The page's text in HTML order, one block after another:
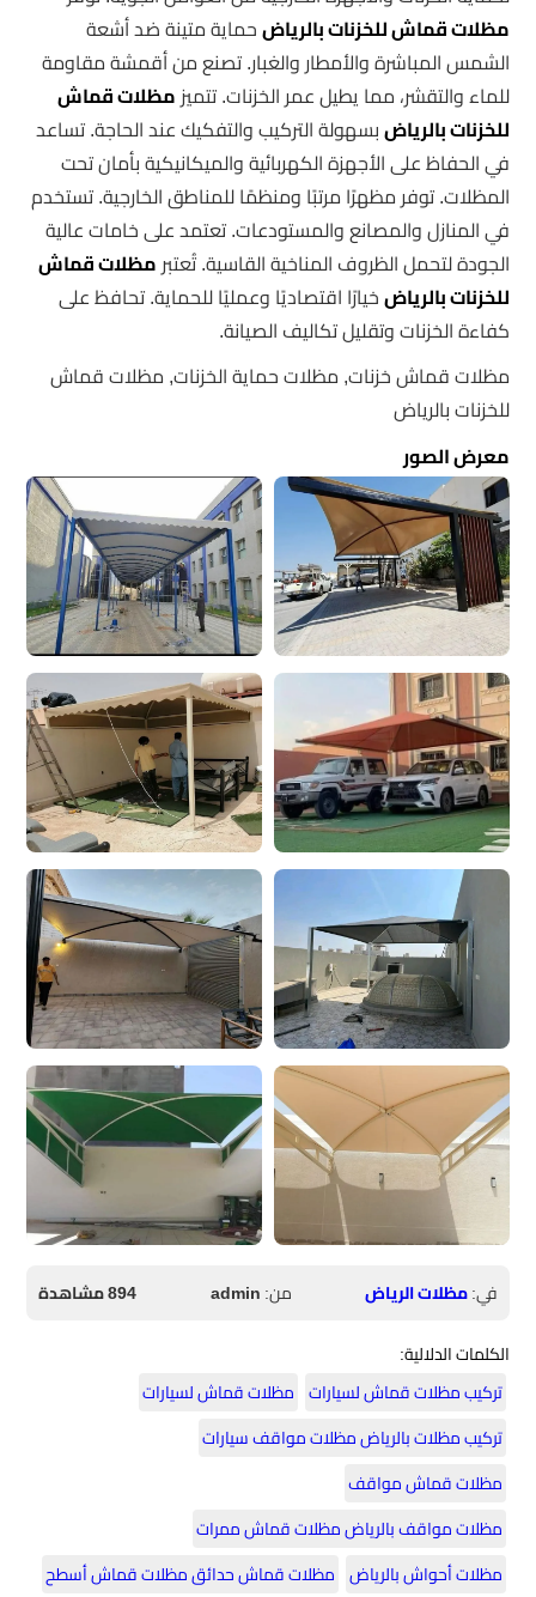
مظلات قماش للخزنات بالرياضحماية متينة ضد أشعة
الشمس المباشرة والأمطار والغبار. تصنع من أقمشة مقاومة
للماء والتقشر، مما يطيل عمر الخزنات. تتميز مظلات قماش
للخزنات بالرياضبسهولة التركيب والتفكيك عند الحاجة. تساعد
في الحفاظ على الأجهزة الكهربائية والميكانيكية بأمان تحت
المظلات. توفر مظهرًا مرتبًا ومنظمًا للمناطق الخارجية. تستخدم
في المنازل والمصانع والمستودعات. تعتمد على خامات عالية
الجودة لتحمل الظروف المناخية القاسية. تُعتبر مظلات قماش
للخزنات بالرياضخيارًا اقتصاديًا وعمليًا للحماية. تحافظ على
كفاءة الخزنات وتقليل تكاليف الصيانة.
مظلات قماش خزنات, مظلات حماية الخزنات, مظلات قماش
للخزنات بالرياض
معرض الصور
في:مظلات الرياض من:admin
894 مشاهدة
الكلمات الدلالية:
تركيب مظلات قماش لسيارات مظلات قماش لسيارات
تركيب مظلات بالرياض مظلات مواقف سيارات
مظلات قماش مواقف
مظلات مواقف بالرياض مظلات قماش ممرات
مظلات أحواش بالرياض مظلات قماش حدائق مظلات قماش أسطح